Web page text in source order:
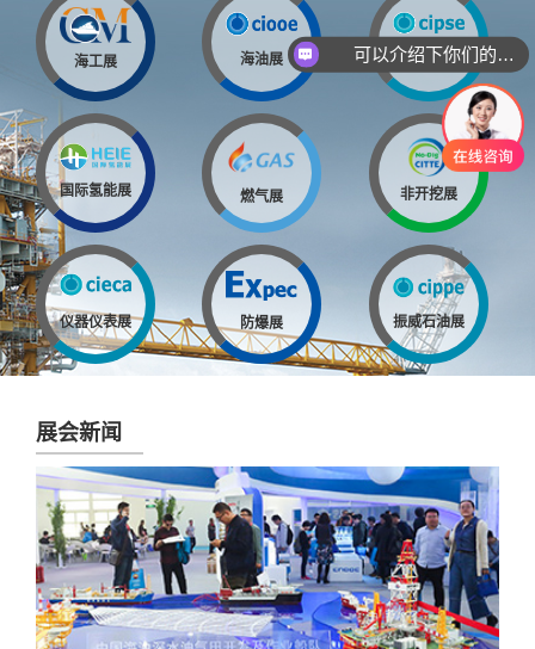
海工展 海油展 安全防护展
国际氢能展 燃气展 非开挖展
仪器仪表展 防爆展 振威石油展
展会新闻
你们是怎么收费的呢